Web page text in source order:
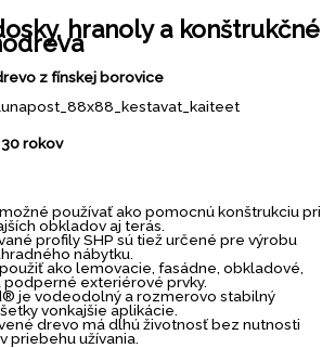
hranoly a konštrukčné
z fínskej borovice
rokov
používať ako pomocnú konštrukciu pri
obkladov aj terás.
profily SHP sú tiež určené pre výrobu
nábytku.
ako lemovacie, fasádne, obkladové,
podperné exteriérové prvky.
je vodeodolný a rozmerovo stabilný
vonkajšie aplikácie.
drevo má dlhú životnosť bez nutnosti
priebehu užívania.